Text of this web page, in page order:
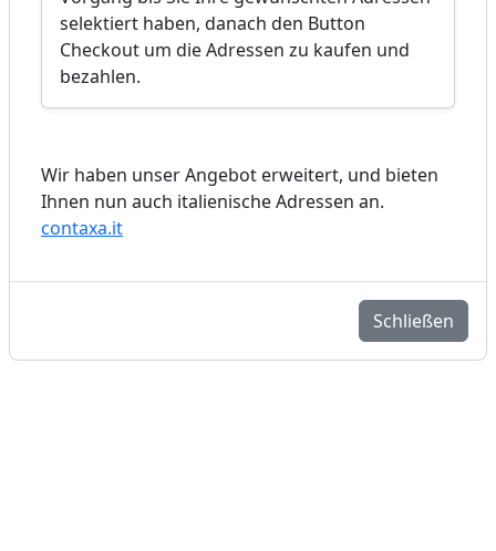
selektiert haben, danach den Button
Checkout um die Adressen zu kaufen und
bezahlen.
Wir haben unser Angebot erweitert, und bieten
Ihnen nun auch italienische Adressen an.
contaxa.it
Schließen